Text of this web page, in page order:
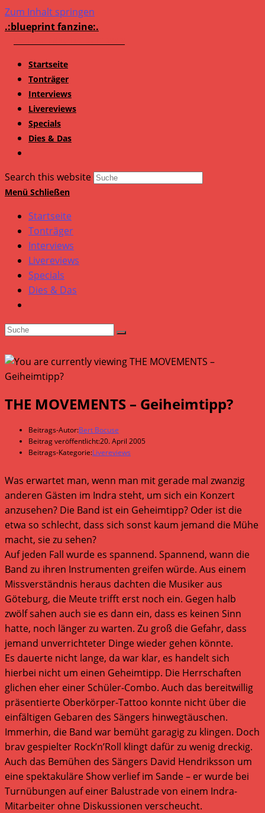
Zum Inhalt springen
.:blueprint fanzine:.
Startseite
Tonträger
Interviews
Livereviews
Specials
Dies & Das
Search this website
Menü Schließen
Startseite
Tonträger
Interviews
Livereviews
Specials
Dies & Das
THE MOVEMENTS – Geiheimtipp?
Beitrags-Autor:Bert Bocuse
Beitrag veröffentlicht:20. April 2005
Beitrags-Kategorie:Livereviews
Was erwartet man, wenn man mit gerade mal zwanzig
anderen Gästen im Indra steht, um sich ein Konzert
anzusehen? Die Band ist ein Geheimtipp? Oder ist die
etwa so schlecht, dass sich sonst kaum jemand die Mühe
macht, sie zu sehen?
Auf jeden Fall wurde es spannend. Spannend, wann die
Band zu ihren Instrumenten greifen würde. Aus einem
Missverständnis heraus dachten die Musiker aus
Göteburg, die Meute trifft erst noch ein. Gegen halb
zwölf sahen auch sie es dann ein, dass es keinen Sinn
hatte, noch länger zu warten. Zu groß die Gefahr, dass
jemand unverrichteter Dinge wieder gehen könnte.
Es dauerte nicht lange, da war klar, es handelt sich
hierbei nicht um einen Geheimtipp. Die Herrschaften
glichen eher einer Schüler-Combo. Auch das bereitwillig
präsentierte Oberkörper-Tattoo konnte nicht über die
einfältigen Gebaren des Sängers hinwegtäuschen.
Immerhin, die Band war bemüht garagig zu klingen. Doch
brav gespielter Rock’n’Roll klingt dafür zu wenig dreckig.
Auch das Bemühen des Sängers David Hendriksson um
eine spektakuläre Show verlief im Sande – er wurde bei
Turnübungen auf einer Balustrade von einem Indra-
Mitarbeiter ohne Diskussionen verscheucht.